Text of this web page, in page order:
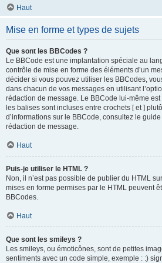
Haut
Mise en forme et types de sujets
Que sont les BBCodes ?
Le BBCode est une implantation spéciale au
contrôle de mise en forme des éléments d’un
décider si vous pouvez utiliser les BBCodes,
dans chacun de vos messages en utilisant
rédaction de message. Le BBCode lui-même
les balises sont incluses entre crochets [ et ]
d’informations sur le BBCode, consultez le
rédaction de message.
Haut
Puis-je utiliser le HTML ?
Non, il n’est pas possible de publier du HTML
mises en forme permises par le HTML peuvent
BBCodes.
Haut
Que sont les smileys ?
Les smileys, ou émoticônes, sont de petites
sentiments avec un code simple, exemple : :)